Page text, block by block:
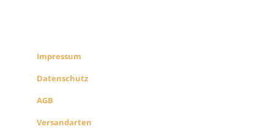
Impressum
Datenschutz
AGB
Versandarten